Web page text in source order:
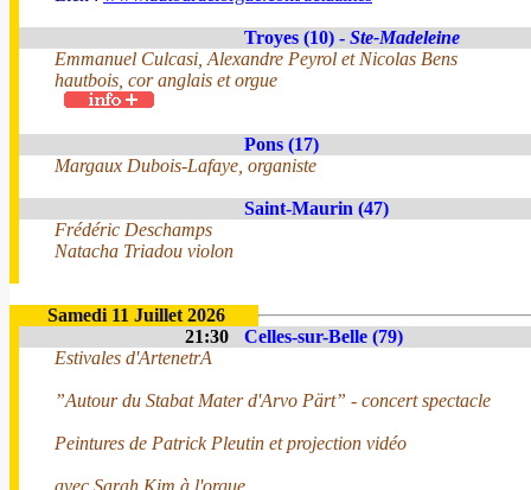
Troyes (10) - Ste-Madeleine
Emmanuel Culcasi, Alexandre Peyrol et Nicolas Bens
hautbois, cor anglais et orgue
Pons (17)
Margaux Dubois-Lafaye, organiste
Saint-Maurin (47)
Frédéric Deschamps
Natacha Triadou violon
Samedi 11 Juillet 2026
21:30
Celles-sur-Belle (79)
Estivales d'ArtenetrA
”Autour du Stabat Mater d'Arvo Pärt” - concert spectacle
Peintures de Patrick Pleutin et projection vidéo
avec Sarah Kim à l'orgue